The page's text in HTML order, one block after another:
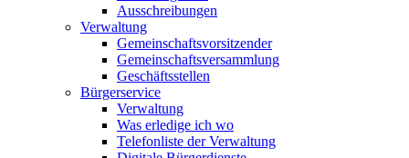
Ausschreibungen
Verwaltung
Gemeinschaftsvorsitzender
Gemeinschaftsversammlung
Geschäftsstellen
Bürgerservice
Verwaltung
Was erledige ich wo
Telefonliste der Verwaltung